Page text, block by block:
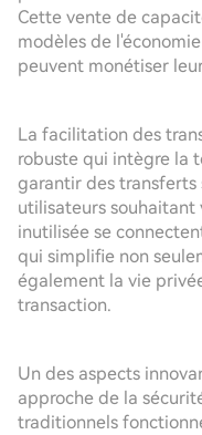
Cette vente de
modèles de
peuvent monétiser
La facilitation des
robuste qui intègre la
garantir des transferts
utilisateurs souhaitant
inutilisée se
qui simplifie non
également la vie
transaction.
Un des aspects
approche de la
traditionnels